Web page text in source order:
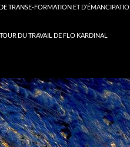
TRANSE-FORMATION ET
DU TRAVAIL DE FLO KARDINAL